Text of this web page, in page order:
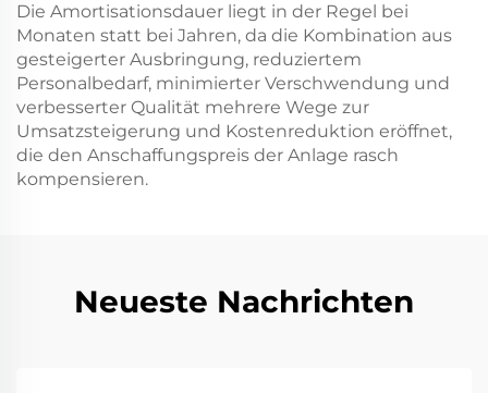
Die Amortisationsdauer liegt in der Regel bei
Monaten statt bei Jahren, da die Kombination aus
gesteigerter Ausbringung, reduziertem
Personalbedarf, minimierter Verschwendung und
verbesserter Qualität mehrere Wege zur
Umsatzsteigerung und Kostenreduktion eröffnet,
die den Anschaffungspreis der Anlage rasch
kompensieren.
Neueste Nachrichten